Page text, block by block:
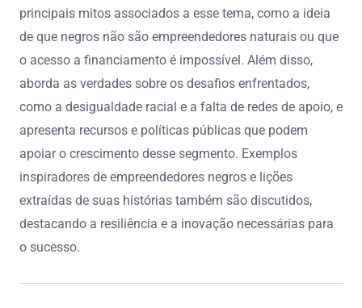
principais mitos associados a esse tema, como a ideia
de que negros não são empreendedores naturais ou que
o acesso a financiamento é impossível. Além disso,
aborda as verdades sobre os desafios enfrentados,
como a desigualdade racial e a falta de redes de apoio, e
apresenta recursos e políticas públicas que podem
apoiar o crescimento desse segmento. Exemplos
inspiradores de empreendedores negros e lições
extraídas de suas histórias também são discutidos,
destacando a resiliência e a inovação necessárias para
o sucesso.